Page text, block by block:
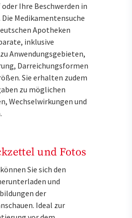
Ihre Beschwerden in
Die Medikamentensuche
Apotheken
inklusive
Anwendungsgebieten,
Darreichungsformen
Sie erhalten zudem
zu möglichen
Wechselwirkungen und
und Fotos
Sie sich den
und
der
Ideal zur